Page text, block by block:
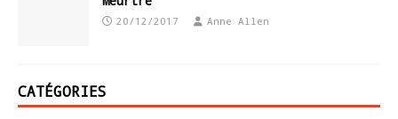
20/12/2017 Anne Allen
CATÉGORIES